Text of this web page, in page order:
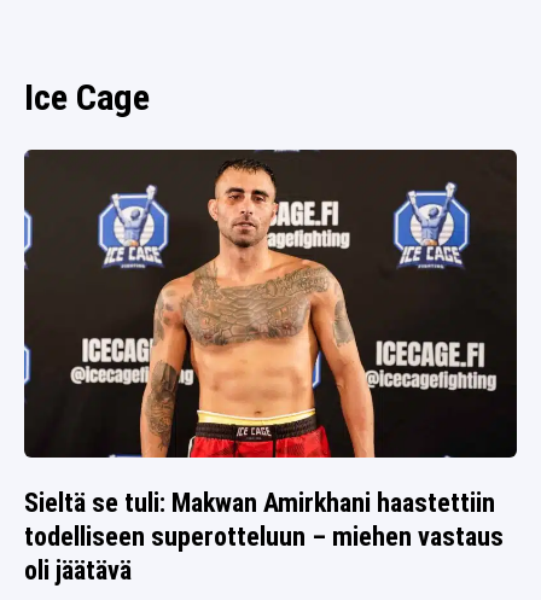
Ice Cage
Sieltä se tuli: Makwan Amirkhani haastettiin
todelliseen superotteluun – miehen vastaus
oli jäätävä